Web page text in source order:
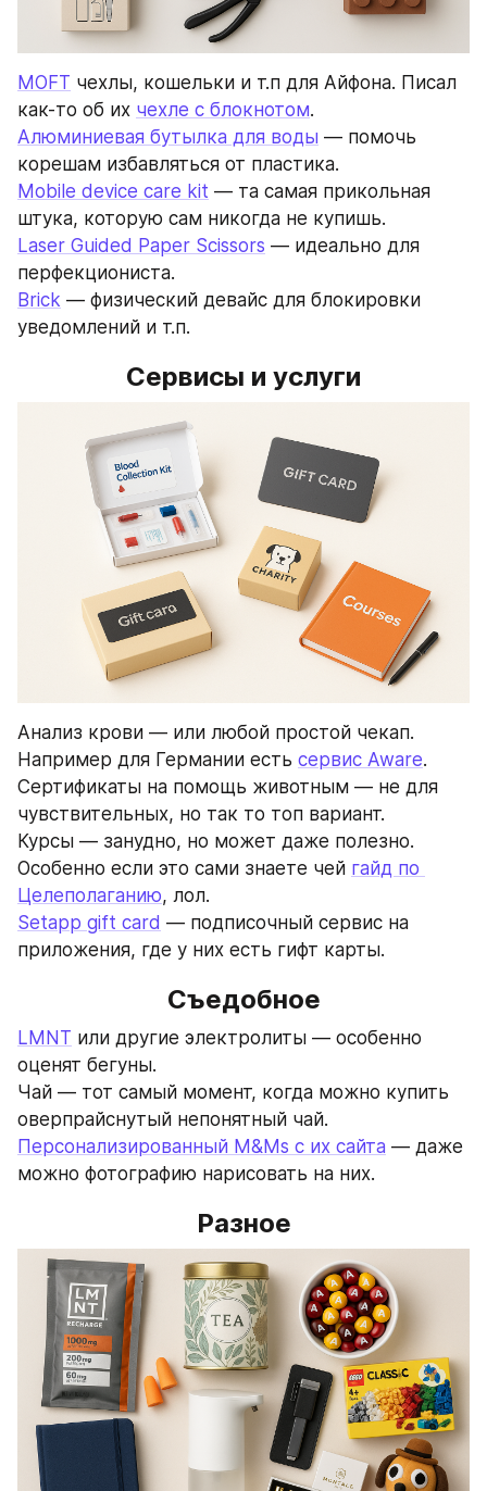
MOFT чехлы, кошельки и т.п для Айфона. Писал
как-то об их чехле с блокнотом.
Алюминиевая бутылка для воды — помочь
корешам избавляться от пластика.
Mobile device care kit — та самая прикольная
штука, которую сам никогда не купишь.
Laser Guided Paper Scissors — идеально для
перфекциониста.
Brick — физический девайс для блокировки
уведомлений и т.п.
Сервисы и услуги
Анализ крови — или любой простой чекап.
Например для Германии есть сервис Aware.
Сертификаты на помощь животным — не для
чувствительных, но так то топ вариант.
Курсы — занудно, но может даже полезно.
Особенно если это сами знаете чей гайд по
Целеполаганию, лол.
Setapp gift card — подписочный сервис на
приложения, где у них есть гифт карты.
Съедобное
LMNT или другие электролиты — особенно
оценят бегуны.
Чай — тот самый момент, когда можно купить
оверпрайснутый непонятный чай.
Персонализированный M&Ms с их сайта — даже
можно фотографию нарисовать на них.
Разное